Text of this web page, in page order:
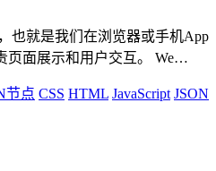
也就是我们在浏览器或手机App
页面展示和用户交互。 We…
节点 CSS HTML JavaScript JSON